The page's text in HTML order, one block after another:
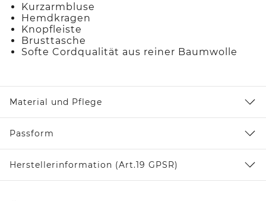
Kurzarmbluse
Hemdkragen
Knopfleiste
Brusttasche
Softe Cordqualität aus reiner Baumwolle
Material und Pflege
Passform
Herstellerinformation (Art.19 GPSR)